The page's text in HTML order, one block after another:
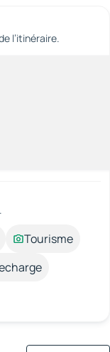
l’itinéraire.
Tourisme